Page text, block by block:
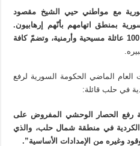
مع مواطني حيي الشيخ مقصود
بمنطق اتهامهم بأنّهم إرهابيون.
علماً أنه يعيش في الحيين أكثر من 100 عائلة مسيحية وأرمنية، وتضمّ كافة
العام الماضي الحكومة السورية لرفع
في حلب قائلة:
رفع الحصار الوحشي المفروض على
الكردية في منطقة شمال حلب، والذي
وغيره من الإمدادات الأساسية”.